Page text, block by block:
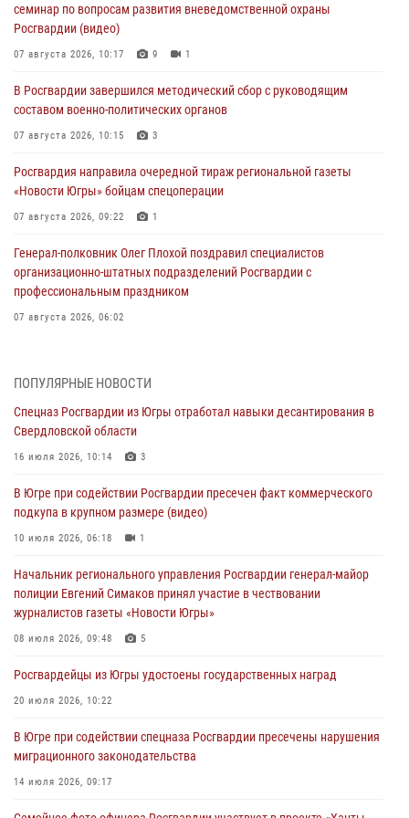
семинар по вопросам развития вневедомственной охраны
Росгвардии (видео)
07 августа 2026, 10:17 9 1
В Росгвардии завершился методический сбор с руководящим
составом военно-политических органов
07 августа 2026, 10:15 3
Росгвардия направила очередной тираж региональной газеты
«Новости Югры» бойцам спецоперации
07 августа 2026, 09:22 1
Генерал-полковник Олег Плохой поздравил специалистов
организационно-штатных подразделений Росгвардии с
профессиональным праздником
07 августа 2026, 06:02
Военнослужащие Росгвардии сбили дрон-разведчик ВСУ на южном
направлении
Офицеры Росгвардии и ветераны войск правопорядка почтили
память генерала армии Ивана Кирилловича Яковлева
В Югре при силовой поддержке ОМОН Росгвардии задержаны
подозреваемые в страховом мошенничестве
06 августа 2026, 09:07
Урайский отдел вневедомственной охраны Росгвардии отмечает
60-летний юбилей
ПОПУЛЯРНЫЕ НОВОСТИ
Спецназ Росгвардии из Югры отработал навыки десантирования в
Свердловской области
16 июля 2026, 10:14 3
В Югре при содействии Росгвардии пресечен факт коммерческого
подкупа в крупном размере (видео)
10 июля 2026, 06:18 1
Начальник регионального управления Росгвардии генерал-майор
полиции Евгений Симаков принял участие в чествовании
журналистов газеты «Новости Югры»
08 июля 2026, 09:48 5
Росгвардейцы из Югры удостоены государственных наград
20 июля 2026, 10:22
В Югре при содействии спецназа Росгвардии пресечены нарушения
миграционного законодательства
14 июля 2026, 09:17